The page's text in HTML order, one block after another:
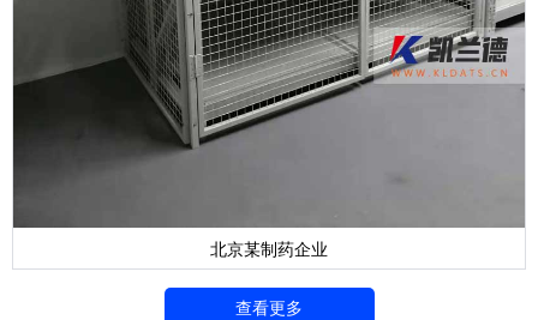
北京某制药企业
查看更多